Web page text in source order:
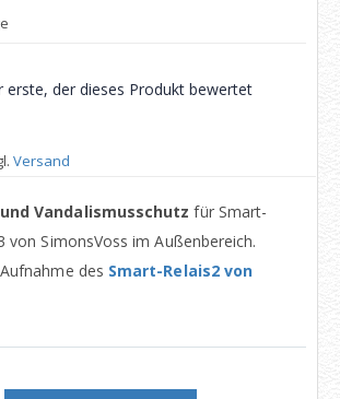
erste, der dieses Produkt bewertet
Versand
Vandalismusschutzfür Smart-
von SimonsVoss im Außenbereich.
des Smart-Relais2 von